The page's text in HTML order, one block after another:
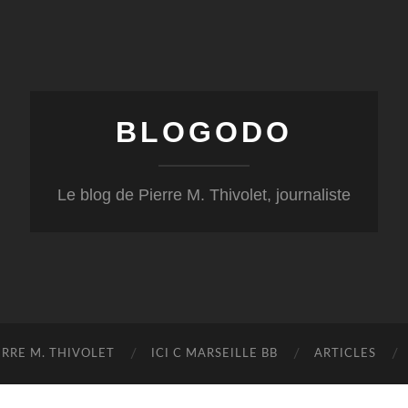
BLOGODO
Le blog de Pierre M. Thivolet, journaliste
M. THIVOLET ICI C MARSEILLE BB ARTICLES